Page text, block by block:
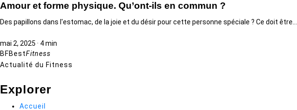
Amour et forme physique. Qu’ont-ils en commun ?
Des papillons dans l'estomac, de la joie et du désir pour cette personne spéciale ? Ce doit être…
mai 2, 2025 · 4 min
BFBestFitness
Actualité du Fitness
Explorer
Accueil